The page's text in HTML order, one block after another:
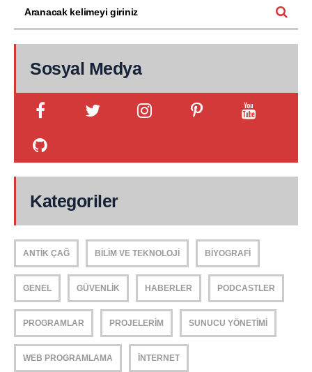
Sosyal Medya
Kategoriler
ANTIK ÇAĞ BILIM VE TEKNOLOJI BIYOGRAFI
GENEL GÜVENLIK HABERLER PODCASTLER
PROGRAMLAR PROJELERIM SUNUCU YÖNETIMI
WEB PROGRAMLAMA İNTERNET